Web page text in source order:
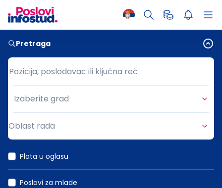
Pretraga
Pozicija, poslodavac ili ključna reč
Pozicija, poslodavac ili ključna reč
Grad
Izaberite grad
Oblast rada
Plata u oglasu
Poslovi za mlade